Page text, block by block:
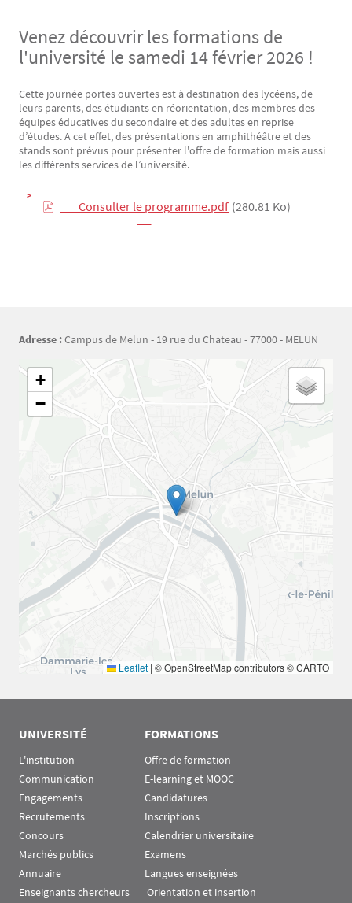
Venez découvrir les formations de
l'université le samedi 14 février 2026 !
Texte
Cette journée portes ouvertes est à destination des lycéens, de
leurs parents, des étudiants en réorientation, des membres des
équipes éducatives du secondaire et des adultes en reprise
d’études. A cet effet, des présentations en amphithéâtre et des
stands sont prévus pour présenter l'offre de formation mais aussi
les différents services de l’université.
(280.81 Ko)
Adresse :Campus de Melun - 19 rue du Chateau - 77000 - MELUN
Géolocalisation
+
−
Leaflet | © OpenStreetMap contributors © CARTO
UNIVERSITÉ
L'institution
Communication
Engagements
Recrutements
Concours
Marchés publics
Annuaire
Enseignants chercheurs
FORMATIONS
Offre de formation
E-learning et MOOC
Candidatures
Inscriptions
Calendrier universitaire
Examens
Langues enseignées
Orientation et insertion